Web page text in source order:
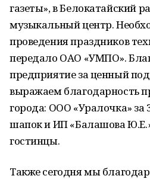
газеты», в Белокатайский
музыкальный центр.
проведения праздников
передало ОАО «УМПО».
предприятие за ценный
выражаем благодарность
города: ООО «Уралочка» за
шапок и ИП «Балашова
гостинцы.
Также сегодня мы